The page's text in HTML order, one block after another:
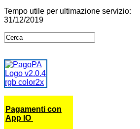
Tempo utile per ultimazione servizio:
31/12/2019
Pagamenti con
App IO